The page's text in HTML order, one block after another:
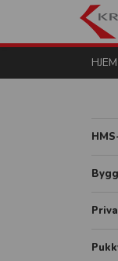
HJEM